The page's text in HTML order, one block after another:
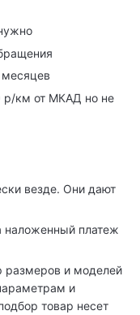
р/км от МКАД но не
везде. Они дают
наложенный платеж
и моделей
и
товар несет